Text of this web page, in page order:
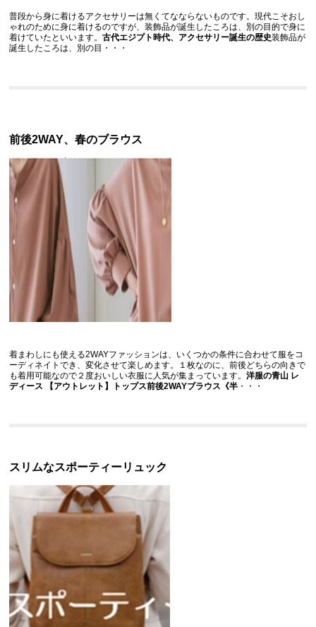
普段から身に着けるアクセサリーは無くてなならないものです。現代こそおし
ゃれのために身に着けるのですが、装飾品が誕生したころは、別の目的で身に
着けていたといいます。 古代エジプト時代、アクセサリー誕生の歴史装飾品が
誕生したころは、別の目 ・・・
前後2WAY、春のブラウス
着まわしにも使える2WAYファッションは、いくつかの条件に合わせて服をコ
ーディネイトでき、変化させて楽しめます。１枚なのに、前後どちらの向きで
も着用可能なので２度おいしい衣服に人気が集まっています。 洋服の青山 レ
ディース 【アウトレット】トップス前後2WAYブラウス《半 ・・・
スリムなスポーティーリュック